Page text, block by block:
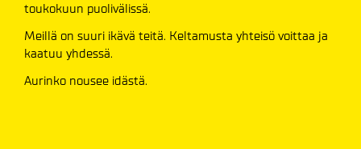
toukokuun puolivälissä.
Meillä on suuri ikävä teitä. Keltamusta yhteisö voittaa ja
kaatuu yhdessä.
Aurinko nousee idästä.